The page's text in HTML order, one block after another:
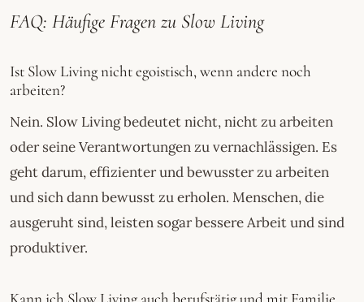
FAQ: Häufige Fragen zu Slow Living
Ist Slow Living nicht egoistisch, wenn andere noch
arbeiten?
Nein. Slow Living bedeutet nicht, nicht zu arbeiten
oder seine Verantwortungen zu vernachlässigen. Es
geht darum, effizienter und bewusster zu arbeiten
und sich dann bewusst zu erholen. Menschen, die
ausgeruht sind, leisten sogar bessere Arbeit und sind
produktiver.